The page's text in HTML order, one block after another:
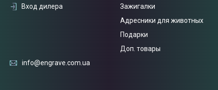
Вход дилера
Зажигалки
Адресники для животных
Подарки
Доп. товары
info@engrave.com.ua